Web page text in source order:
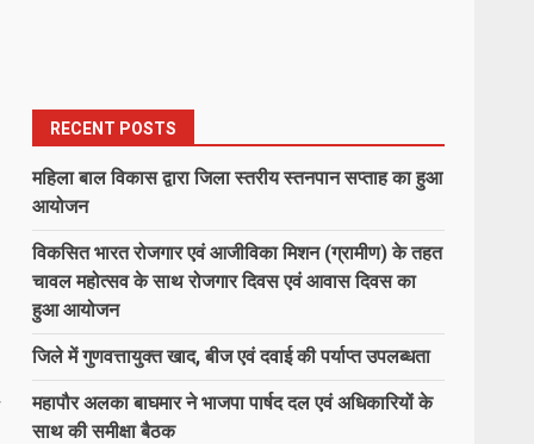
RECENT POSTS
महिला बाल विकास द्वारा जिला स्तरीय स्तनपान सप्ताह का हुआ
आयोजन
विकसित भारत रोजगार एवं आजीविका मिशन (ग्रामीण) के तहत
चावल महोत्सव के साथ रोजगार दिवस एवं आवास दिवस का
हुआ आयोजन
जिले में गुणवत्तायुक्त खाद, बीज एवं दवाई की पर्याप्त उपलब्धता
महापौर अलका बाघमार ने भाजपा पार्षद दल एवं अधिकारियों के
साथ की समीक्षा बैठक